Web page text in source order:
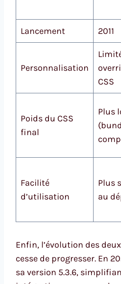
Lancement 2011
Personnalisation
CSS
Poids du CSS
final
Plus
Facilité
d’utilisation
Plus
au
Enfin, l’évolution des
cesse de progresser. En
sa version 5.3.6,